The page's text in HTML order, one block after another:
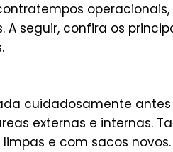
seguir, confira os
cuidadosamente antes
externas e internas.
e com sacos novos.